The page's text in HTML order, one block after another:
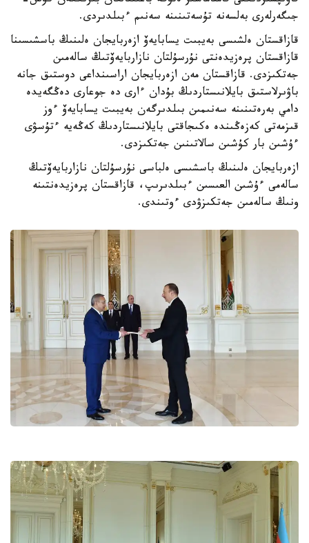
جىگەرلەرى بەلسەنە تۇسەتىنىنە سەنىم ءبىلدىردى.
قازاقستان ەلشىسى بەيبىت يسابايەۆ ازەربايجان ەلىنىڭ باسشىسىنا
قازاقستان پرەزيدەنتى نۇرسۇلتان نازاربايەۆتىڭ سالەمىن
جەتكىزدى. قازاقستان مەن ازەربايجان اراسىنداعى دوستىق جانە
باۋىرلاستىق بايلانىستاردىڭ بۇدان ءارى دە جوعارى دەڭگەيدە
دامي بەرەتىنىنە سەنىمىن بىلدىرگەن بەيبىت يسابايەۆ ءوز
قىزمەتى كەزەڭىندە ەكىجاقتى بايلانىستاردىڭ كەڭەيە ءتۇسۋى
ءۇشىن بار كۇشىن سالاتىنىن جەتكىزدى.
ازەربايجان ەلىنىڭ باسشىسى ەلباسى نۇرسۇلتان نازاربايەۆتىڭ
سالەمى ءۇشىن العىسىن ءبىلدىرىپ، قازاقستان پرەزيدەنتىنە
ونىڭ سالەمىن جەتكىزۋدى ءوتىندى.